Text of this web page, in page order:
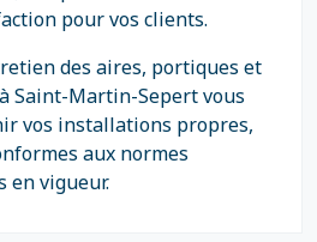
pour vos clients.
des aires, portiques et
Saint-Martin-Sepert vous
vos installations propres,
aux normes
en vigueur.